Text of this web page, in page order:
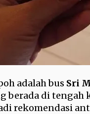
adalah bus Sri
berada di tengah
rekomendasi